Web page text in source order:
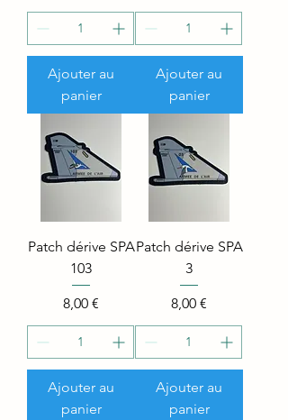
Ajouter au
panier
Ajouter au
panier
Patch dérive SPA
103
Price
8,00 €
Ajouter au
panier
Patch dérive SPA
3
Price
8,00 €
Ajouter au
panier